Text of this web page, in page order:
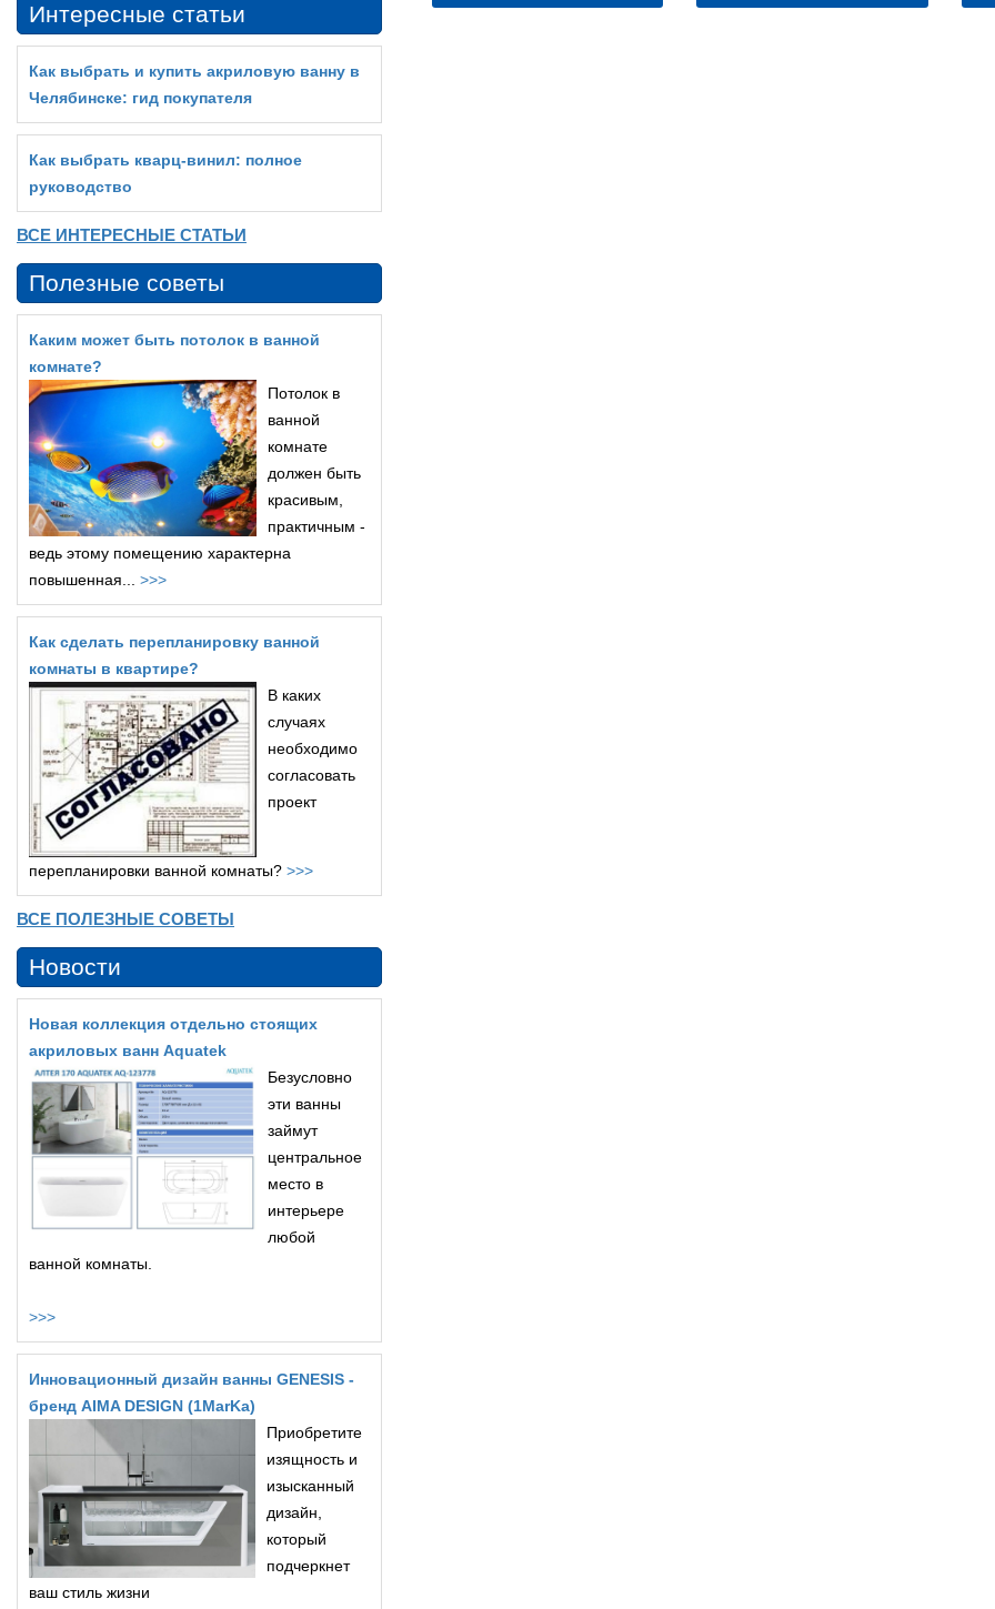
Интересные статьи
Как выбрать и купить акриловую ванну в
Челябинске: гид покупателя
Как выбрать кварц‑винил: полное
руководство
ВСЕ ИНТЕРЕСНЫЕ СТАТЬИ
Полезные советы
Каким может быть потолок в ванной
комнате?
Потолок в
ванной
комнате
должен быть
красивым,
практичным -
ведь этому помещению характерна
повышенная... >>>
Как сделать перепланировку ванной
комнаты в квартире?
В каких
случаях
необходимо
согласовать
проект
перепланировки ванной комнаты? >>>
ВСЕ ПОЛЕЗНЫЕ СОВЕТЫ
Новости
Новая коллекция отдельно стоящих
акриловых ванн Aquatek
Безусловно
эти ванны
займут
центральное
место в
интерьере
любой
ванной комнаты.
>>>
Инновационный дизайн ванны GENESIS -
бренд AIMA DESIGN (1MarKa)
Приобретите
изящность и
изысканный
дизайн,
который
подчеркнет
ваш стиль жизни